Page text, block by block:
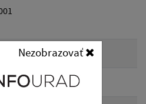
Nezobrazovať
agendy 08/2024